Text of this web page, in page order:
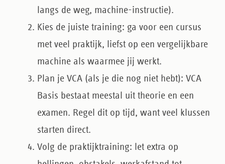
langs de weg, machine-instructie).
Kies de juiste training: ga voor een cursus
met veel praktijk, liefst op een vergelijkbare
machine als waarmee jij werkt.
Plan je VCA (als je die nog niet hebt): VCA
Basis bestaat meestal uit theorie en een
examen. Regel dit op tijd, want veel klussen
starten direct.
Volg de praktijktraining: let extra op